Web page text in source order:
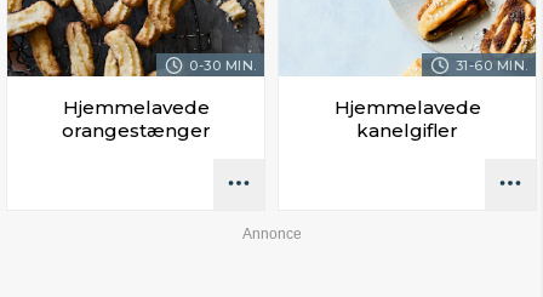
0-30 MIN.
Hjemmelavede
orangestænger
31-60 MIN.
Hjemmelavede
kanelgifler